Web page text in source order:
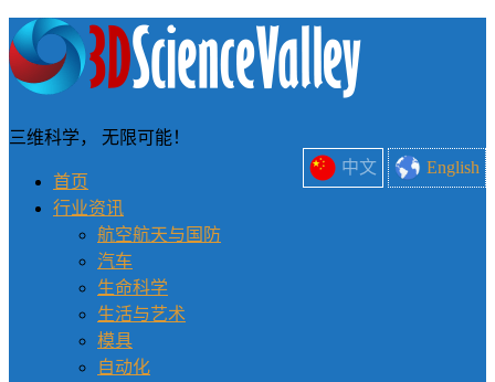
中文 English
三维科学， 无限可能！
首页
行业资讯
航空航天与国防
汽车
生命科学
生活与艺术
模具
自动化